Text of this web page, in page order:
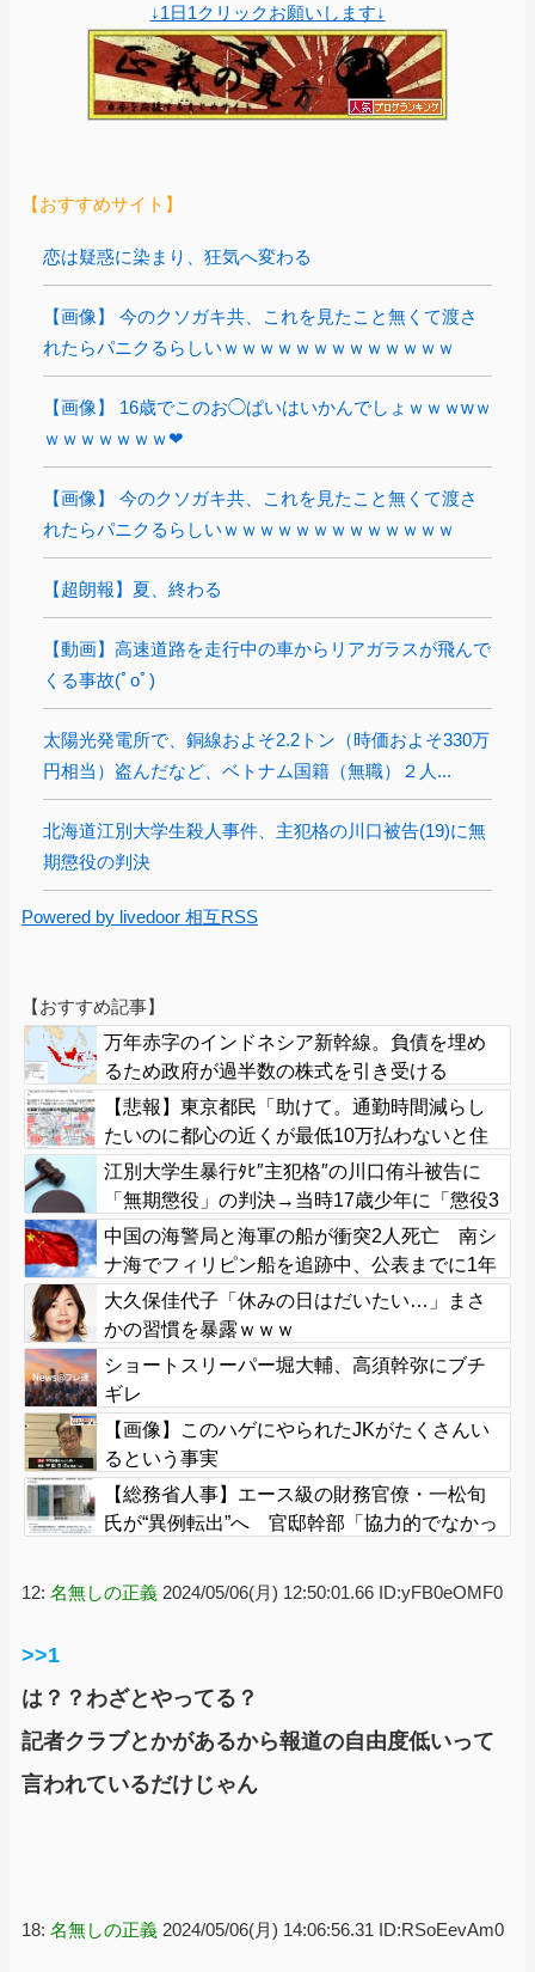
↓1日1クリックお願いします↓
【おすすめサイト】
恋は疑惑に染まり、狂気へ変わる
【画像】 今のクソガキ共、これを見たこと無くて渡さ
れたらパニクるらしいｗｗｗｗｗｗｗｗｗｗｗｗｗ
【画像】 16歳でこのお◯ぱいはいかんでしょｗｗｗwｗ
ｗｗｗｗｗｗｗ❤
【画像】 今のクソガキ共、これを見たこと無くて渡さ
れたらパニクるらしいｗｗｗｗｗｗｗｗｗｗｗｗｗ
【超朗報】夏、終わる
【動画】高速道路を走行中の車からリアガラスが飛んで
くる事故(ﾟoﾟ)
太陽光発電所で、銅線およそ2.2トン（時価およそ330万
円相当）盗んだなど、ベトナム国籍（無職）２人...
北海道江別大学生殺人事件、主犯格の川口被告(19)に無
期懲役の判決
Powered by livedoor 相互RSS
【おすすめ記事】
万年赤字のインドネシア新幹線。負債を埋め
るため政府が過半数の株式を引き受ける
【悲報】東京都民「助けて。通勤時間減らし
たいのに都心の近くが最低10万払わないと住
めないの」
江別大学生暴行ﾀﾋ″主犯格″の川口侑斗被告に
「無期懲役」の判決→当時17歳少年に「懲役3
0年」の判決
中国の海警局と海軍の船が衝突2人死亡 南シ
ナ海でフィリピン船を追跡中、公表までに1年
大久保佳代子「休みの日はだいたい…」まさ
かの習慣を暴露ｗｗｗ
ショートスリーパー堀大輔、高須幹弥にブチ
ギレ
【画像】このハゲにやられたJKがたくさんい
るという事実
【総務省人事】エース級の財務官僚・一松旬
氏が“異例転出”へ 官邸幹部「協力的でなかっ
12: 名無しの正義 2024/05/06(月) 12:50:01.66 ID:yFB0eOMF0
>>1
は？？わざとやってる？
記者クラブとかがあるから報道の自由度低いって
言われているだけじゃん
18: 名無しの正義 2024/05/06(月) 14:06:56.31 ID:RSoEevAm0